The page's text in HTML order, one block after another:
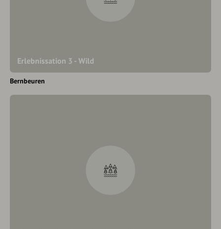
Erlebnissation 3 - Wild
Bernbeuren